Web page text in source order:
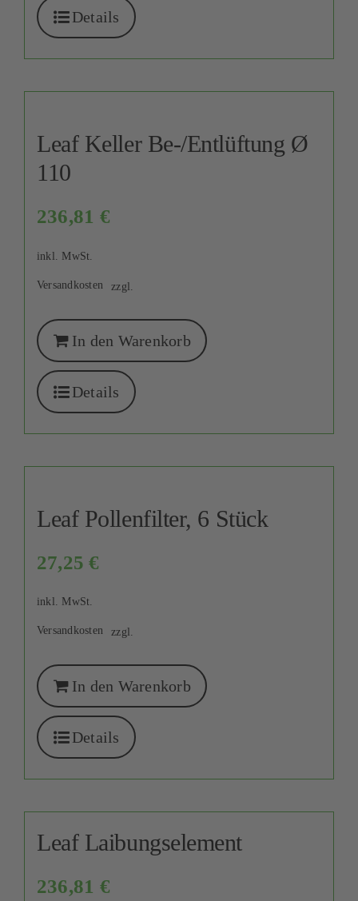
Details
Leaf Keller Be-/Entlüftung Ø
110
236,81 €
inkl. MwSt.
zzgl.
Versandkosten
In den Warenkorb
Details
Leaf Pollenfilter, 6 Stück
27,25€
inkl. MwSt.
zzgl.
Versandkosten
In den Warenkorb
Details
Leaf Laibungselement
236,81 €